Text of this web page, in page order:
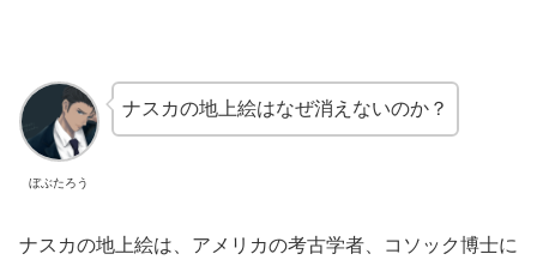
ぼぶたろう
ナスカの地上絵はなぜ消えないのか？
ナスカの地上絵は、アメリカの考古学者、コソック博士に